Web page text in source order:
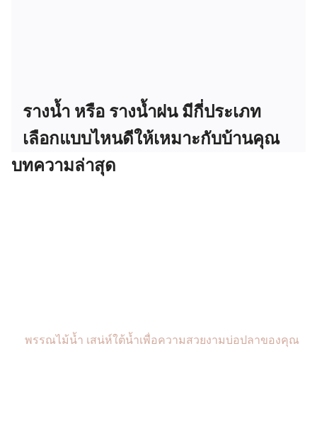
รางน้ำ หรือ รางน้ำฝน มีกี่ประเภท
เลือกแบบไหนดีให้เหมาะกับบ้านคุณ
บทความล่าสุด
พรรณไม้น้ำ เสน่ห์ใต้น้ำเพื่อความสวยงามบ่อปลาของคุณ